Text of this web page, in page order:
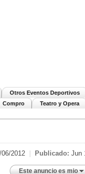
Otros Eventos Deportivos
Compro
Teatro y Opera
06/2012 Publicado: Jun
Este anuncio es mio